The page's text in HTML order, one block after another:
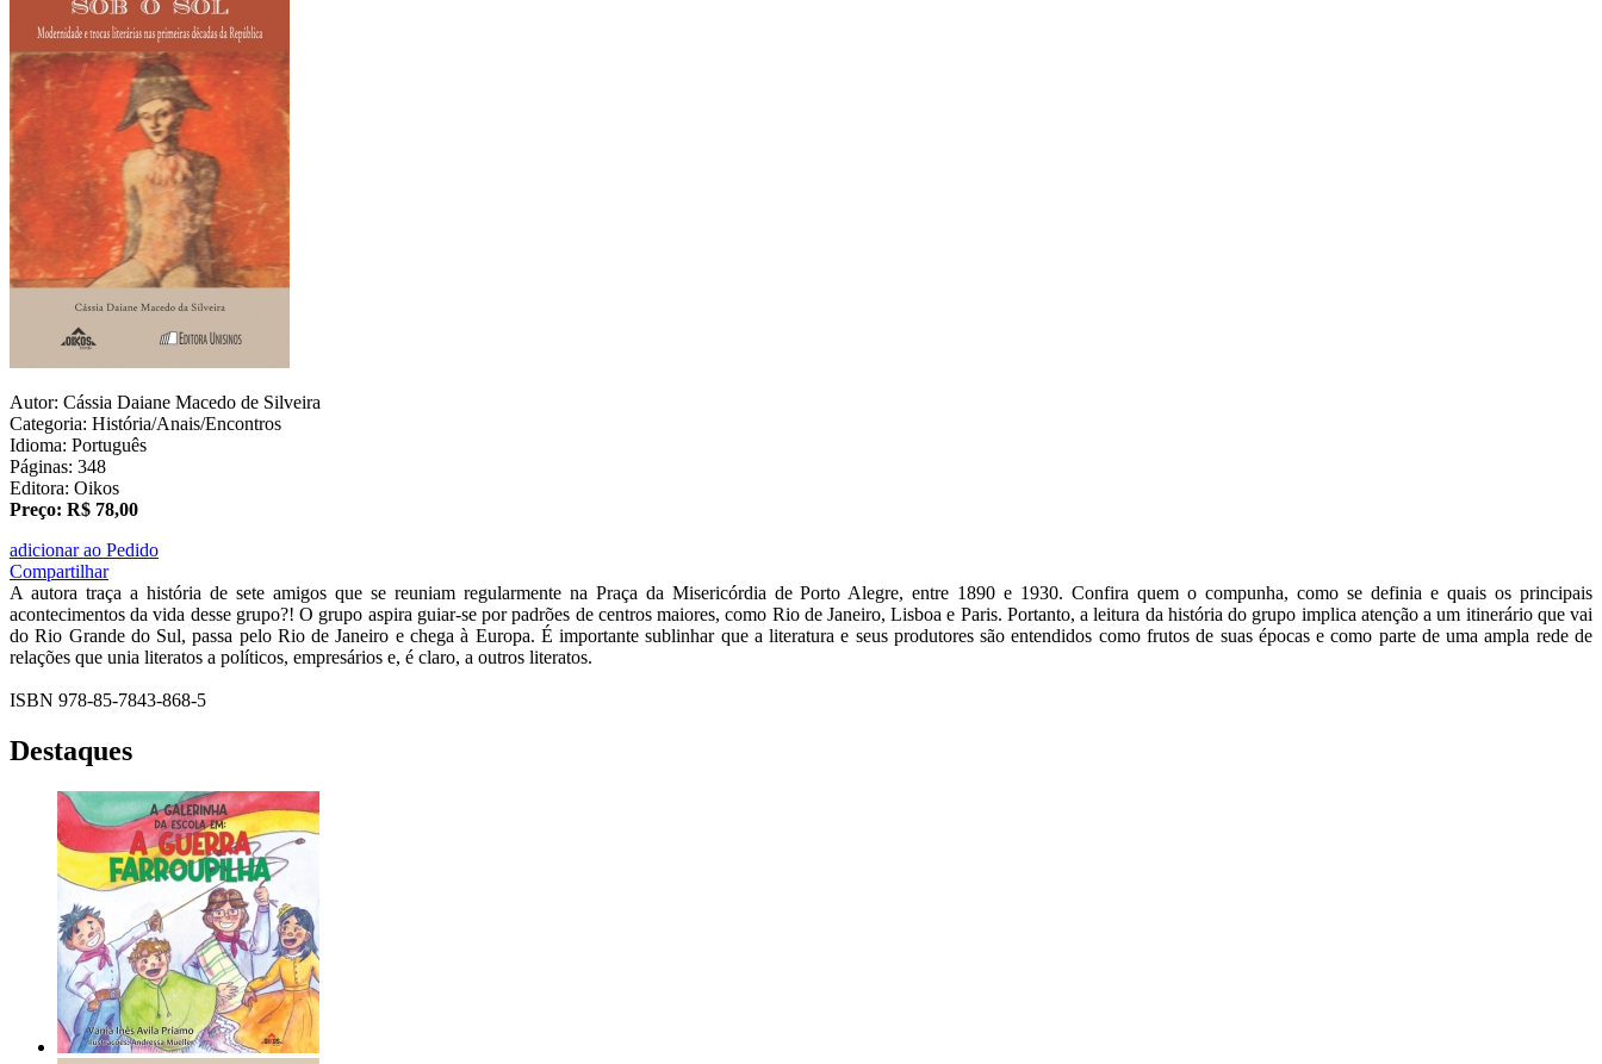
Autor: Cássia Daiane Macedo de Silveira
Categoria: História/Anais/Encontros
Idioma: Português
Páginas: 348
Editora: Oikos
Preço: R$ 78,00
adicionar ao Pedido
Compartilhar
A autora traça a história de sete amigos que se reuniam regularmente na Praça da Misericórdia de Porto Alegre, entre 1890 e 1930. Confira quem o compunha, como se definia e quais os principais
acontecimentos da vida desse grupo?! O grupo aspira guiar-se por padrões de centros maiores, como Rio de Janeiro, Lisboa e Paris. Portanto, a leitura da história do grupo implica atenção a um itinerário que vai
do Rio Grande do Sul, passa pelo Rio de Janeiro e chega à Europa. É importante sublinhar que a literatura e seus produtores são entendidos como frutos de suas épocas e como parte de uma ampla rede de
relações que unia literatos a políticos, empresários e, é claro, a outros literatos.
ISBN 978-85-7843-868-5
Destaques